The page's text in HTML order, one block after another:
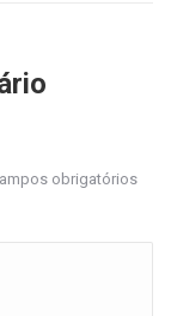
obrigatórios